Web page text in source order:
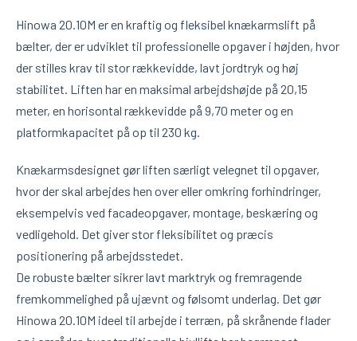
Hinowa 20.10M er en kraftig og fleksibel knækarmslift på
bælter, der er udviklet til professionelle opgaver i højden, hvor
der stilles krav til stor rækkevidde, lavt jordtryk og høj
stabilitet. Liften har en maksimal arbejdshøjde på 20,15
meter, en horisontal rækkevidde på 9,70 meter og en
platformkapacitet på op til 230 kg.
Knækarmsdesignet gør liften særligt velegnet til opgaver,
hvor der skal arbejdes hen over eller omkring forhindringer,
eksempelvis ved facadeopgaver, montage, beskæring og
vedligehold. Det giver stor fleksibilitet og præcis
positionering på arbejdsstedet.
De robuste bælter sikrer lavt marktryk og fremragende
fremkommelighed på ujævnt og følsomt underlag. Det gør
Hinowa 20.10M ideel til arbejde i terræn, på skrånende flader